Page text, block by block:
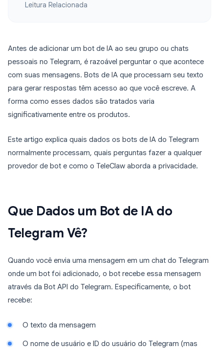
Leitura Relacionada
Antes de adicionar um bot de IA ao seu grupo ou chats
pessoais no Telegram, é razoável perguntar o que acontece
com suas mensagens. Bots de IA que processam seu texto
para gerar respostas têm acesso ao que você escreve. A
forma como esses dados são tratados varia
significativamente entre os produtos.
Este artigo explica quais dados os bots de IA do Telegram
normalmente processam, quais perguntas fazer a qualquer
provedor de bot e como o TeleClaw aborda a privacidade.
Que Dados um Bot de IA do
Telegram Vê?
Quando você envia uma mensagem em um chat do Telegram
onde um bot foi adicionado, o bot recebe essa mensagem
através da Bot API do Telegram. Especificamente, o bot
recebe:
O texto da mensagem
O nome de usuário e ID do usuário do Telegram (mas